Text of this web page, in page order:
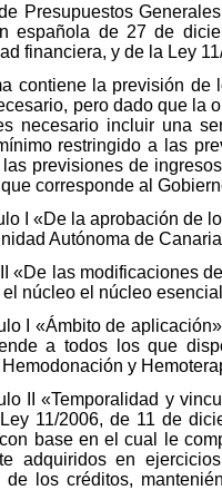
Presupuestos
española de 27 de
financiera, y de la Ley
contiene la previsión
pero dado que la
necesario incluir una
restringido a las
previsiones de
corresponde al
I «De la aprobación de
Autónoma de
«De las modificaciones
el núcleo el núcleo
I «Ámbito de
a todos los que
y
II «Temporalidad y
11/2006, de 11 de
base en el cual le
adquiridos en
de los créditos,